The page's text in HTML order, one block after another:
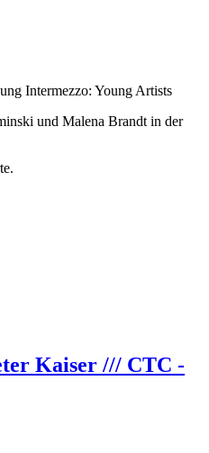
Intermezzo: Young Artists
und Malena Brandt in der
Kaiser /// CTC -